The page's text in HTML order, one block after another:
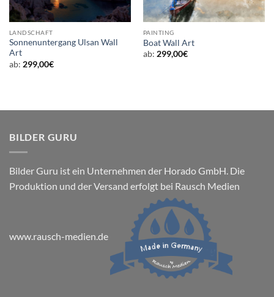
LANDSCHAFT
Sonnenuntergang Ulsan Wall
Art
ab: 299,00€
PAINTING
Boat Wall Art
ab: 299,00€
BILDER GURU
Bilder Guru ist ein Unternehmen der Horado GmbH. Die
Produktion und der Versand erfolgt bei Rausch Medien
www.rausch-medien.de